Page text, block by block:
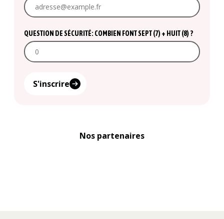
QUESTION DE SÉCURITÉ: COMBIEN FONT SEPT (7) + HUIT (8) ?
S'inscrire
Nos partenaires